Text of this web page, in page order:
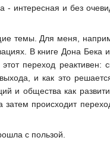
- интересная и без
темы. Для меня,
В книге Дона Бека
переход
и как это
и общества как
происходит
с пользой.